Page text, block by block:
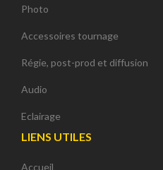
Photo
Accessoires tournage
Régie, post-prod et diffusion
Audio
Eclairage
LIENS UTILES
Accueil